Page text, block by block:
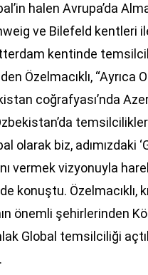
halen Avrupa’da
ve Bilefeld kentleri
kentinde
Özelmacıklı, “Ayrıca
coğrafyası’nda
olarak biz, adımızdaki
vermek vizyonuyla
konuştu. Özelmacıklı,
önemli şehirlerinden
Global temsilciliği